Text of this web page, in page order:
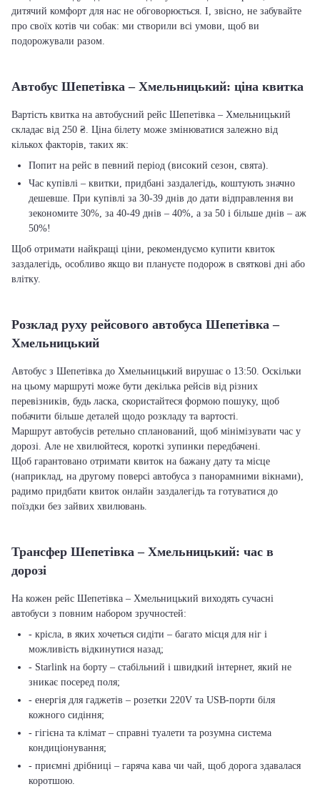
дитячий комфорт для нас не обговорюється. І, звісно, не забувайте
про своїх котів чи собак: ми створили всі умови, щоб ви
подорожували разом.
Автобус Шепетівка – Хмельницький: ціна квитка
Вартість квитка на автобусний рейс Шепетівка – Хмельницький
складає від 250 ₴. Ціна білету може змінюватися залежно від
кількох факторів, таких як:
Попит на рейс в певний період (високий сезон, свята).
Час купівлі – квитки, придбані заздалегідь, коштують значно
дешевше. При купівлі за 30-39 днів до дати відправлення ви
зекономите 30%, за 40-49 днів – 40%, а за 50 і більше днів – аж
50%!
Щоб отримати найкращі ціни, рекомендуємо купити квиток
заздалегідь, особливо якщо ви плануєте подорож в святкові дні або
влітку.
Розклад руху рейсового автобуса Шепетівка –
Хмельницький
Автобус з Шепетівка до Хмельницький вирушає о 13:50. Оскільки
на цьому маршруті може бути декілька рейсів від різних
перевізників, будь ласка, скористайтеся формою пошуку, щоб
побачити більше деталей щодо розкладу та вартості.
Маршрут автобусів ретельно спланований, щоб мінімізувати час у
дорозі. Але не хвилюйтеся, короткі зупинки передбачені.
Щоб гарантовано отримати квиток на бажану дату та місце
(наприклад, на другому поверсі автобуса з панорамними вікнами),
радимо придбати квиток онлайн заздалегідь та готуватися до
поїздки без зайвих хвилювань.
Трансфер Шепетівка – Хмельницький: час в
дорозі
На кожен рейс Шепетівка – Хмельницький виходять сучасні
автобуси з повним набором зручностей:
- крісла, в яких хочеться сидіти – багато місця для ніг і
можливість відкинутися назад;
- Starlink на борту – стабільний і швидкий інтернет, який не
зникає посеред поля;
- енергія для гаджетів – розетки 220V та USB-порти біля
кожного сидіння;
- гігієна та клімат – справні туалети та розумна система
кондиціонування;
- приємні дрібниці – гаряча кава чи чай, щоб дорога здавалася
коротшою.